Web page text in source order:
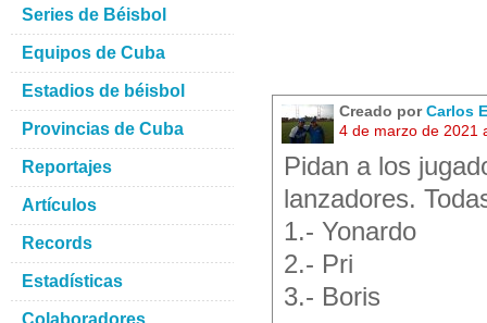
Creado porCarlos
4 de marzo de 2021
Pidan a los
lanzadores.
1.- Yonardo
2.- Pri
3.- Boris
Series de Béisbol
Equipos de Cuba
Estadios de béisbol
Provincias de Cuba
Reportajes
Artículos
Records
Estadísticas
Colaboradores